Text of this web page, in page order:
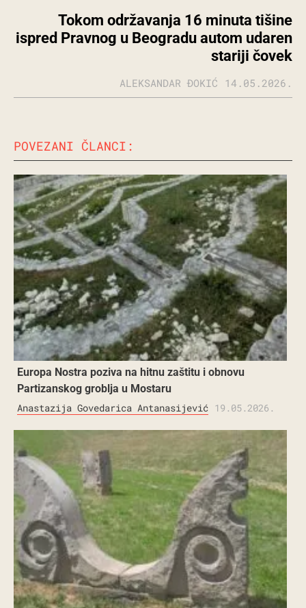
Tokom održavanja 16 minuta tišine
ispred Pravnog u Beogradu autom udaren
stariji čovek
ALEKSANDAR ĐOKIĆ 14.05.2026.
POVEZANI ČLANCI:
Europa Nostra poziva na hitnu zaštitu i obnovu
Partizanskog groblja u Mostaru
Anastazija Govedarica Antanasijević 19.05.2026.